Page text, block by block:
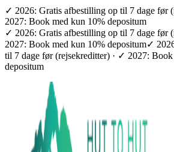
✓ 2026: Gratis afbestilling op til 7 dage før
2027: Book med kun 10% depositum
✓ 2026: Gratis afbestilling op til 7 dage før
2027: Book med kun 10% depositum✓
til 7 dage før (rejsekreditter) · ✓ 2027:
depositum